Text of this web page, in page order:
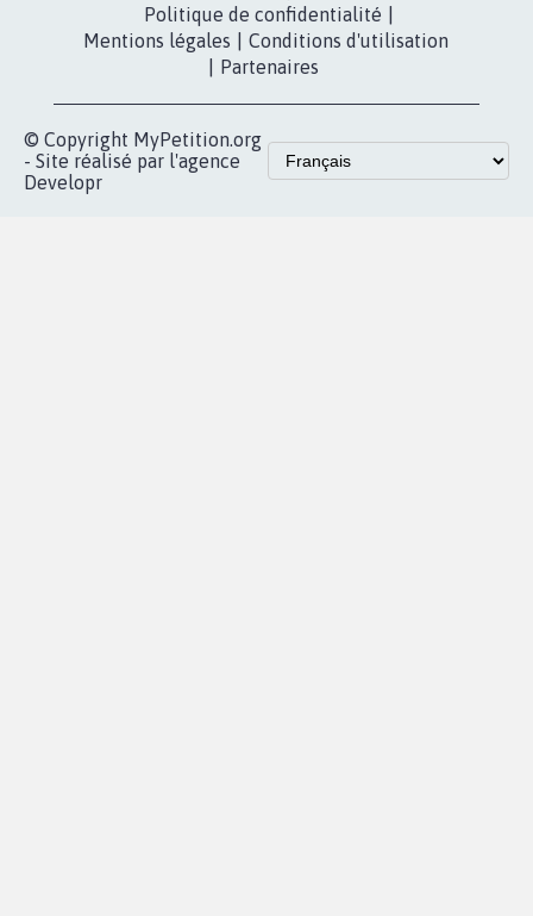
Politique de confidentialité
Mentions légales
Conditions d'utilisation
Partenaires
© Copyright MyPetition.org
- Site réalisé par l'agence
Developr